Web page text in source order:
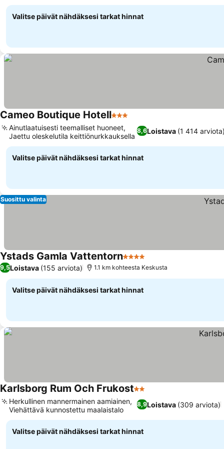
rakennukset
Valitse päivät nähdäksesi tarkat hinnat
Cameo Boutique Hotell3 Tähtiluokitus
8,6Loistava (1 414
Ainutlaatuisesti teemalliset huoneet,
Jaettu oleskelutila keittiönurkkauksella
Valitse päivät nähdäksesi tarkat hinnat
Suosittu valinta
Ystads Gamla Vattentorn4 Tähtiluokitus
9,5Loistava (155 arviota) 1.1 km kohteesta Keskusta
Valitse päivät nähdäksesi tarkat hinnat
Karlsborg Rum Och Frukost2 Tähtiluokitus
8,9Loistava (309 arviota)
Herkullinen mannermainen aamiainen,
Viehättävä kunnostettu maalaistalo
Valitse päivät nähdäksesi tarkat hinnat